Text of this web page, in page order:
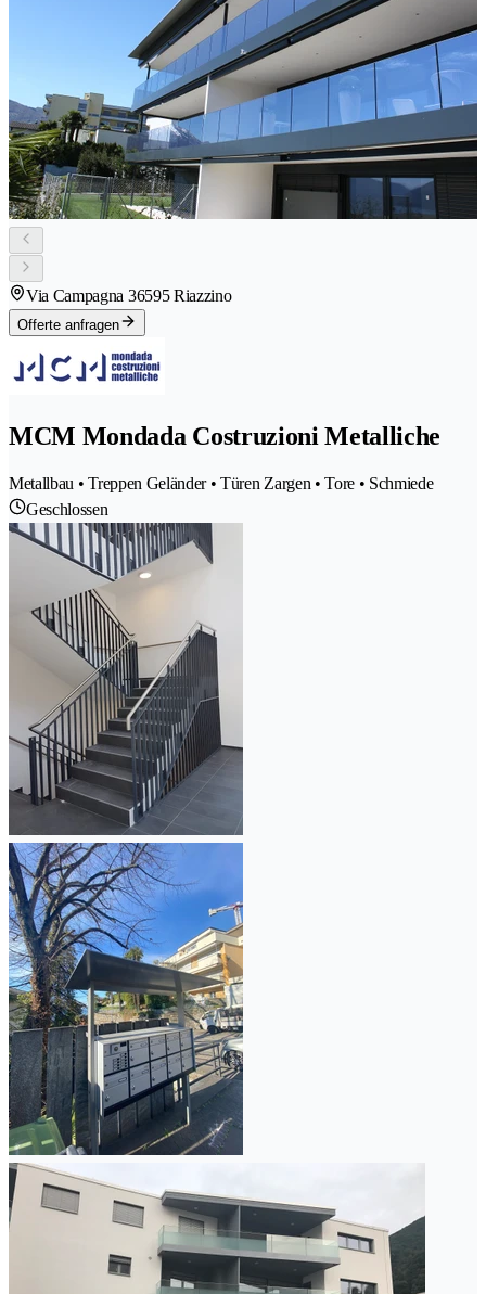
Via Campagna 36595 Riazzino
Offerte anfragen
MCM Mondada Costruzioni Metalliche
Metallbau • Treppen Geländer • Türen Zargen • Tore • Schmiede
Geschlossen